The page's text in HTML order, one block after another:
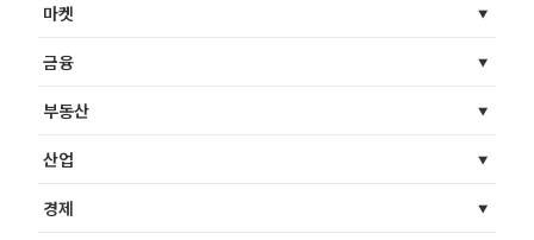
마켓
금융
부동산
산업
경제